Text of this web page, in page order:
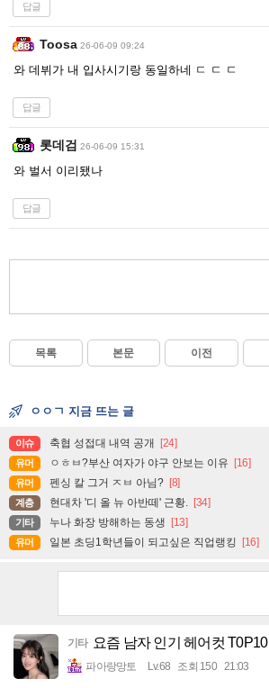
답글
Toosa 26-06-09 09:24
와 데뷔가 내 입사시기랑 동일하네 ㄷ ㄷ ㄷ
답글
롯데검 26-06-09 15:31
와 벌서 이리됐나
답글
목록 본문 이전
ㅇㅇㄱ 지금 뜨는 글
이슈 축협 성접대 내역 공개 [24]
유머 ㅇㅎㅂ?부산 여자가 야구 안보는 이유 [16]
유머 펜싱 칼 그거 ㅈㅂ 아님? [8]
계층 현대차 '디 올 뉴 아반떼' 근황. [34]
기타 누나 화장 방해하는 동생 [13]
유머 일본 초딩1학년들이 되고싶은 직업랭킹 [16]
기타 요즘 남자 인기 헤어컷 T0P10
파아랑망토 Lv.68 조회 150 21:03